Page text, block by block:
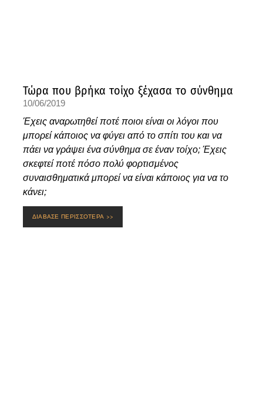
Τώρα που βρήκα τοίχο ξέχασα το σύνθημα
10/06/2019
Έχεις αναρωτηθεί ποτέ ποιοι είναι οι λόγοι που
μπορεί κάποιος να φύγει από το σπίτι του και να
πάει να γράψει ένα σύνθημα σε έναν τοίχο; Έχεις
σκεφτεί ποτέ πόσο πολύ φορτισμένος
συναισθηματικά μπορεί να είναι κάποιος για να το
κάνει;
ΔΙΑΒΑΣΕ ΠΕΡΙΣΣΟΤΕΡΑ >>